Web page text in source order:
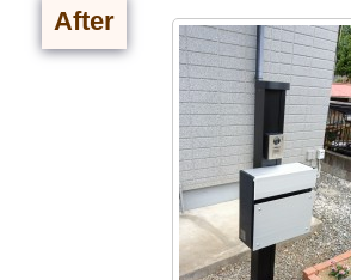
After